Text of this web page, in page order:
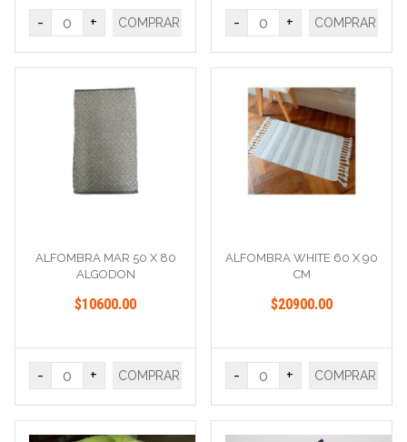
- + COMPRAR - + COMPRAR
ALFOMBRA MAR 50 X 80
ALGODON
$10600.00
- + COMPRAR
ALFOMBRA WHITE 60 X 90
CM
$20900.00
- + COMPRAR